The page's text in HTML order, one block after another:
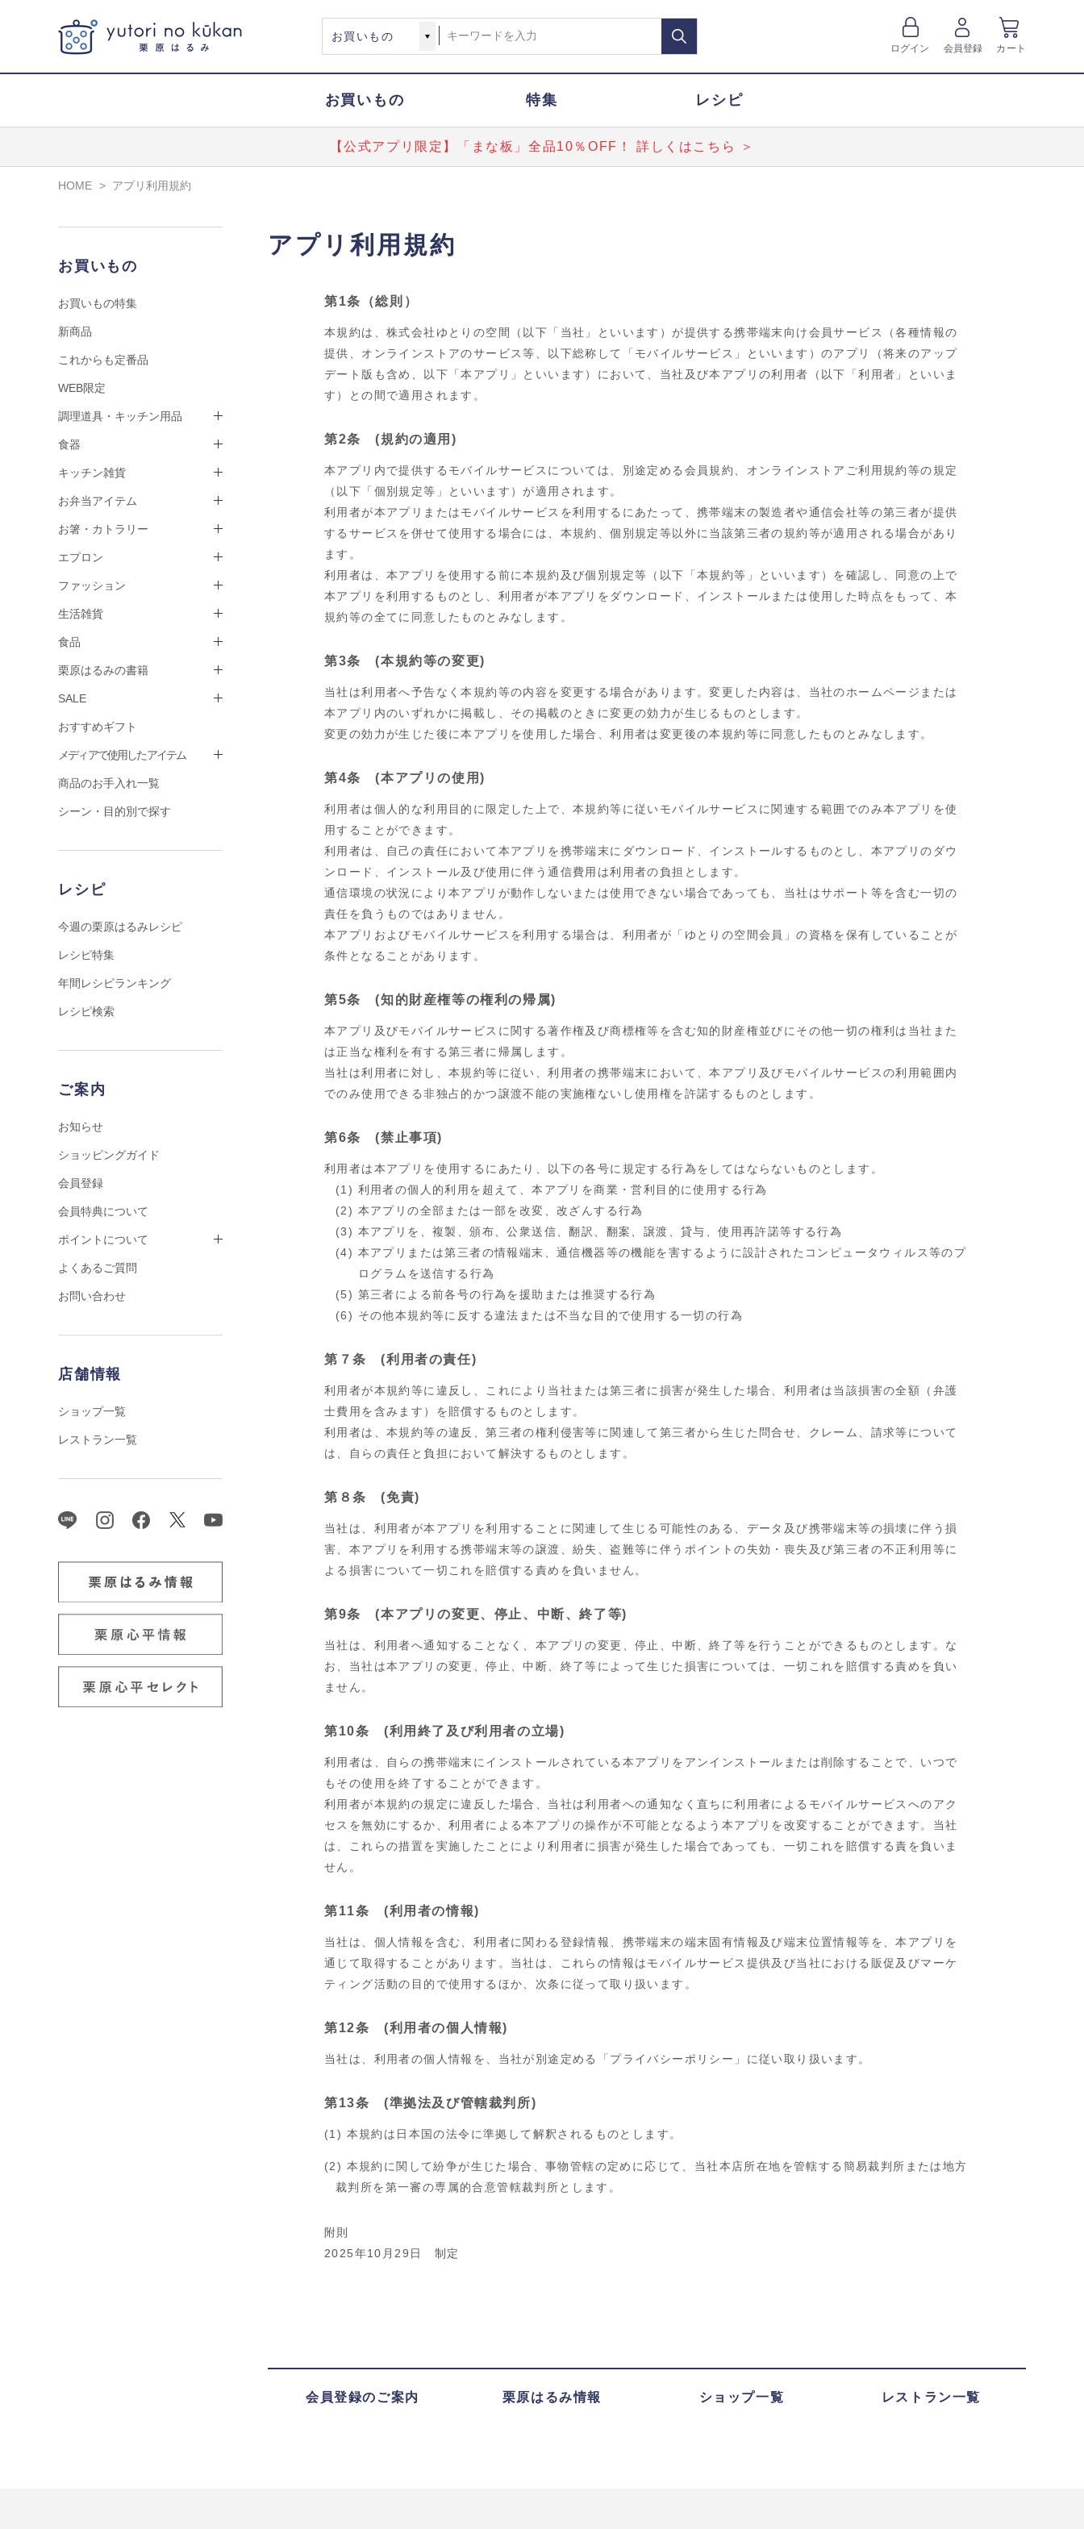
ログイン 会員登録 カート
お買いもの 特集 レシピ
【公式アプリ限定】「まな板」全品10％OFF！ 詳しくはこちら ＞
HOME > アプリ利用規約
お買いもの
お買いもの特集
新商品
これからも定番品
WEB限定
調理道具・キッチン用品
食器
キッチン雑貨
お弁当アイテム
お箸・カトラリー
エプロン
ファッション
生活雑貨
食品
栗原はるみの書籍
SALE
おすすめギフト
メディアで使用したアイテム
商品のお手入れ一覧
シーン・目的別で探す
レシピ
今週の栗原はるみレシピ
レシピ特集
年間レシピランキング
レシピ検索
ご案内
お知らせ
ショッピングガイド
会員登録
会員特典について
ポイントについて
よくあるご質問
お問い合わせ
店舗情報
ショップ一覧
レストラン一覧
アプリ利用規約
第1条（総則）
本規約は、株式会社ゆとりの空間（以下「当社」といいます）が提供する携帯端末向け会員サービス（各種情報の
提供、オンラインストアのサービス等、以下総称して「モバイルサービス」といいます）のアプリ（将来のアップ
デート版も含め、以下「本アプリ」といいます）において、当社及び本アプリの利用者（以下「利用者」といいま
す）との間で適用されます。
第2条 (規約の適用)
本アプリ内で提供するモバイルサービスについては、別途定める会員規約、オンラインストアご利用規約等の規定
（以下「個別規定等」といいます）が適用されます。
利用者が本アプリまたはモバイルサービスを利用するにあたって、携帯端末の製造者や通信会社等の第三者が提供
するサービスを併せて使用する場合には、本規約、個別規定等以外に当該第三者の規約等が適用される場合があり
ます。
利用者は、本アプリを使用する前に本規約及び個別規定等（以下「本規約等」といいます）を確認し、同意の上で
本アプリを利用するものとし、利用者が本アプリをダウンロード、インストールまたは使用した時点をもって、本
規約等の全てに同意したものとみなします。
第3条 (本規約等の変更)
当社は利用者へ予告なく本規約等の内容を変更する場合があります。変更した内容は、当社のホームページまたは
本アプリ内のいずれかに掲載し、その掲載のときに変更の効力が生じるものとします。
変更の効力が生じた後に本アプリを使用した場合、利用者は変更後の本規約等に同意したものとみなします。
第4条 (本アプリの使用)
利用者は個人的な利用目的に限定した上で、本規約等に従いモバイルサービスに関連する範囲でのみ本アプリを使
用することができます。
利用者は、自己の責任において本アプリを携帯端末にダウンロード、インストールするものとし、本アプリのダウ
ンロード、インストール及び使用に伴う通信費用は利用者の負担とします。
通信環境の状況により本アプリが動作しないまたは使用できない場合であっても、当社はサポート等を含む一切の
責任を負うものではありません。
本アプリおよびモバイルサービスを利用する場合は、利用者が「ゆとりの空間会員」の資格を保有していることが
条件となることがあります。
第5条 (知的財産権等の権利の帰属)
本アプリ及びモバイルサービスに関する著作権及び商標権等を含む知的財産権並びにその他一切の権利は当社また
は正当な権利を有する第三者に帰属します。
当社は利用者に対し、本規約等に従い、利用者の携帯端末において、本アプリ及びモバイルサービスの利用範囲内
でのみ使用できる非独占的かつ譲渡不能の実施権ないし使用権を許諾するものとします。
第6条 (禁止事項)
利用者は本アプリを使用するにあたり、以下の各号に規定する行為をしてはならないものとします。
(1) 利用者の個人的利用を超えて、本アプリを商業・営利目的に使用する行為
(2) 本アプリの全部または一部を改変、改ざんする行為
(3) 本アプリを、複製、頒布、公衆送信、翻訳、翻案、譲渡、貸与、使用再許諾等する行為
(4) 本アプリまたは第三者の情報端末、通信機器等の機能を害するように設計されたコンピュータウィルス等のプ
ログラムを送信する行為
(5) 第三者による前各号の行為を援助または推奨する行為
(6) その他本規約等に反する違法または不当な目的で使用する一切の行為
第７条 (利用者の責任)
利用者が本規約等に違反し、これにより当社または第三者に損害が発生した場合、利用者は当該損害の全額（弁護
士費用を含みます）を賠償するものとします。
利用者は、本規約等の違反、第三者の権利侵害等に関連して第三者から生じた問合せ、クレーム、請求等について
は、自らの責任と負担において解決するものとします。
第８条 (免責)
当社は、利用者が本アプリを利用することに関連して生じる可能性のある、データ及び携帯端末等の損壊に伴う損
害、本アプリを利用する携帯端末等の譲渡、紛失、盗難等に伴うポイントの失効・喪失及び第三者の不正利用等に
よる損害について一切これを賠償する責めを負いません。
第9条 (本アプリの変更、停止、中断、終了等)
当社は、利用者へ通知することなく、本アプリの変更、停止、中断、終了等を行うことができるものとします。な
お、当社は本アプリの変更、停止、中断、終了等によって生じた損害については、一切これを賠償する責めを負い
ません。
第10条 (利用終了及び利用者の立場)
利用者は、自らの携帯端末にインストールされている本アプリをアンインストールまたは削除することで、いつで
もその使用を終了することができます。
利用者が本規約の規定に違反した場合、当社は利用者への通知なく直ちに利用者によるモバイルサービスへのアク
セスを無効にするか、利用者による本アプリの操作が不可能となるよう本アプリを改変することができます。当社
は、これらの措置を実施したことにより利用者に損害が発生した場合であっても、一切これを賠償する責を負いま
せん。
第11条 (利用者の情報)
当社は、個人情報を含む、利用者に関わる登録情報、携帯端末の端末固有情報及び端末位置情報等を、本アプリを
通じて取得することがあります。当社は、これらの情報はモバイルサービス提供及び当社における販促及びマーケ
ティング活動の目的で使用するほか、次条に従って取り扱います。
第12条 (利用者の個人情報)
当社は、利用者の個人情報を、当社が別途定める「プライバシーポリシー」に従い取り扱います。
第13条 (準拠法及び管轄裁判所)
(1) 本規約は日本国の法令に準拠して解釈されるものとします。
(2) 本規約に関して紛争が生じた場合、事物管轄の定めに応じて、当社本店所在地を管轄する簡易裁判所または地方
裁判所を第一審の専属的合意管轄裁判所とします。
附則
2025年10月29日 制定
会員登録のご案内 栗原はるみ情報 ショップ一覧 レストラン一覧